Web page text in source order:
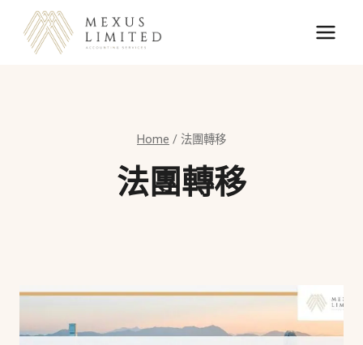
content
Home / 法團轉移
法團轉移